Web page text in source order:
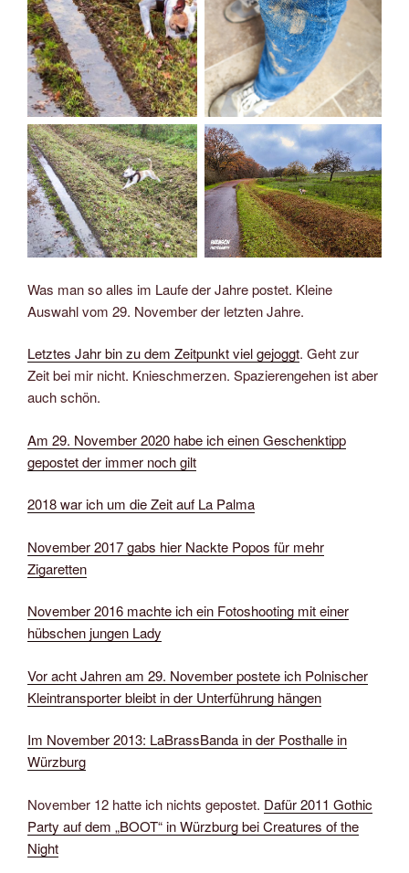
Was man so alles im Laufe der Jahre postet. Kleine
Auswahl vom 29. November der letzten Jahre.
Letztes Jahr bin zu dem Zeitpunkt viel gejoggt. Geht zur
Zeit bei mir nicht. Knieschmerzen. Spazierengehen ist aber
auch schön.
Am 29. November 2020 habe ich einen Geschenktipp
gepostet der immer noch gilt
2018 war ich um die Zeit auf La Palma
November 2017 gabs hier Nackte Popos für mehr
Zigaretten
November 2016 machte ich ein Fotoshooting mit einer
hübschen jungen Lady
Vor acht Jahren am 29. November postete ich Polnischer
Kleintransporter bleibt in der Unterführung hängen
Im November 2013: LaBrassBanda in der Posthalle in
Würzburg
November 12 hatte ich nichts gepostet. Dafür 2011 Gothic
Party auf dem „BOOT“ in Würzburg bei Creatures of the
Night